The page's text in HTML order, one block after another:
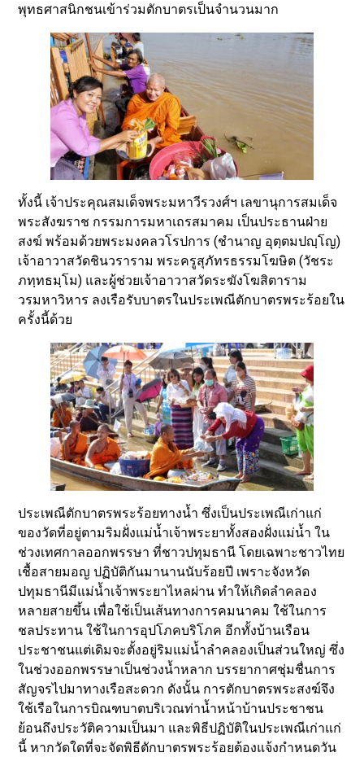
พุทธศาสนิกชนเข้าร่วมตักบาตรเป็นจำนวนมาก
ทั้งนี้ เจ้าประคุณสมเด็จพระมหาวีรวงศ์ฯ เลขานุการสมเด็จ
พระสังฆราช กรรมการมหาเถรสมาคม เป็นประธานฝ่าย
สงฆ์ พร้อมด้วยพระมงคลวโรปการ (ชำนาญ อุตฺตมปญฺโญ)
เจ้าอาวาสวัดชินวราราม พระครูสุภัทรธรรมโฆษิต (วัชระ
ภทฺทธมฺโม) และผู้ช่วยเจ้าอาวาสวัดระฆังโฆสิตาราม
วรมหาวิหาร ลงเรือรับบาตรในประเพณีตักบาตรพระร้อยใน
ครั้งนี้ด้วย
ประเพณีตักบาตรพระร้อยทางน้ำ ซึ่งเป็นประเพณีเก่าแก่
ของวัดที่อยู่ตามริมฝั่งแม่น้ำเจ้าพระยาทั้งสองฝั่งแม่น้ำ ใน
ช่วงเทศกาลออกพรรษา ที่ชาวปทุมธานี โดยเฉพาะชาวไทย
เชื้อสายมอญ ปฏิบัติกันมานานนับร้อยปี เพราะจังหวัด
ปทุมธานีมีแม่น้ำเจ้าพระยาไหลผ่าน ทำให้เกิดลำคลอง
หลายสายขึ้น เพื่อใช้เป็นเส้นทางการคมนาคม ใช้ในการ
ชลประทาน ใช้ในการอุปโภคบริโภค อีกทั้งบ้านเรือน
ประชาชนแต่เดิมจะตั้งอยู่ริมแม่น้ำลำคลองเป็นส่วนใหญ่ ซึ่ง
ในช่วงออกพรรษาเป็นช่วงน้ำหลาก บรรยากาศชุ่มชื่นการ
สัญจรไปมาทางเรือสะดวก ดังนั้น การตักบาตรพระสงฆ์จึง
ใช้เรือในการบิณฑบาตบริเวณท่าน้ำหน้าบ้านประชาชน
ย้อนถึงประวัติความเป็นมา และพิธีปฏิบัติในประเพณีเก่าแก่
นี้ หากวัดใดที่จะจัดพิธีตักบาตรพระร้อยต้องแจ้งกำหนดวัน